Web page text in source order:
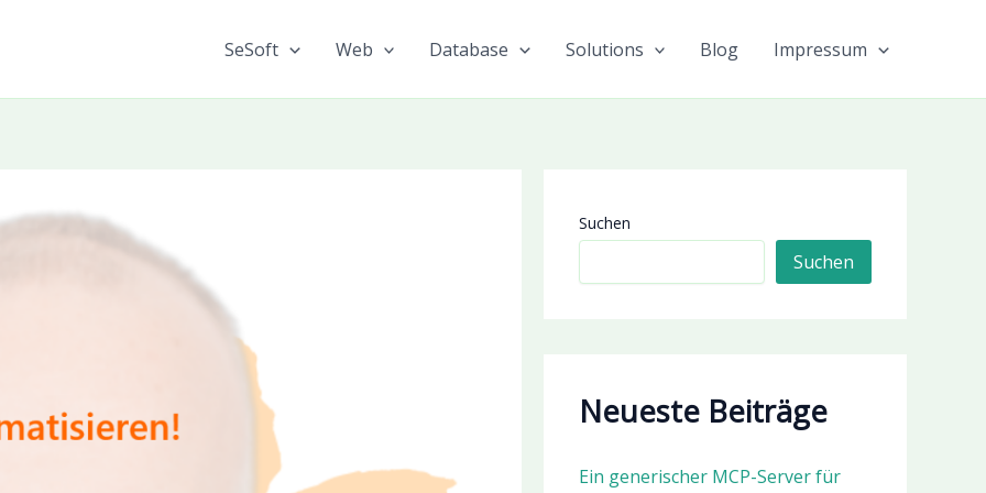
SeSoft Web Database Solutions Blog Impressum
Suchen
Suchen
Neueste Beiträge
Ein generischer MCP-Server für